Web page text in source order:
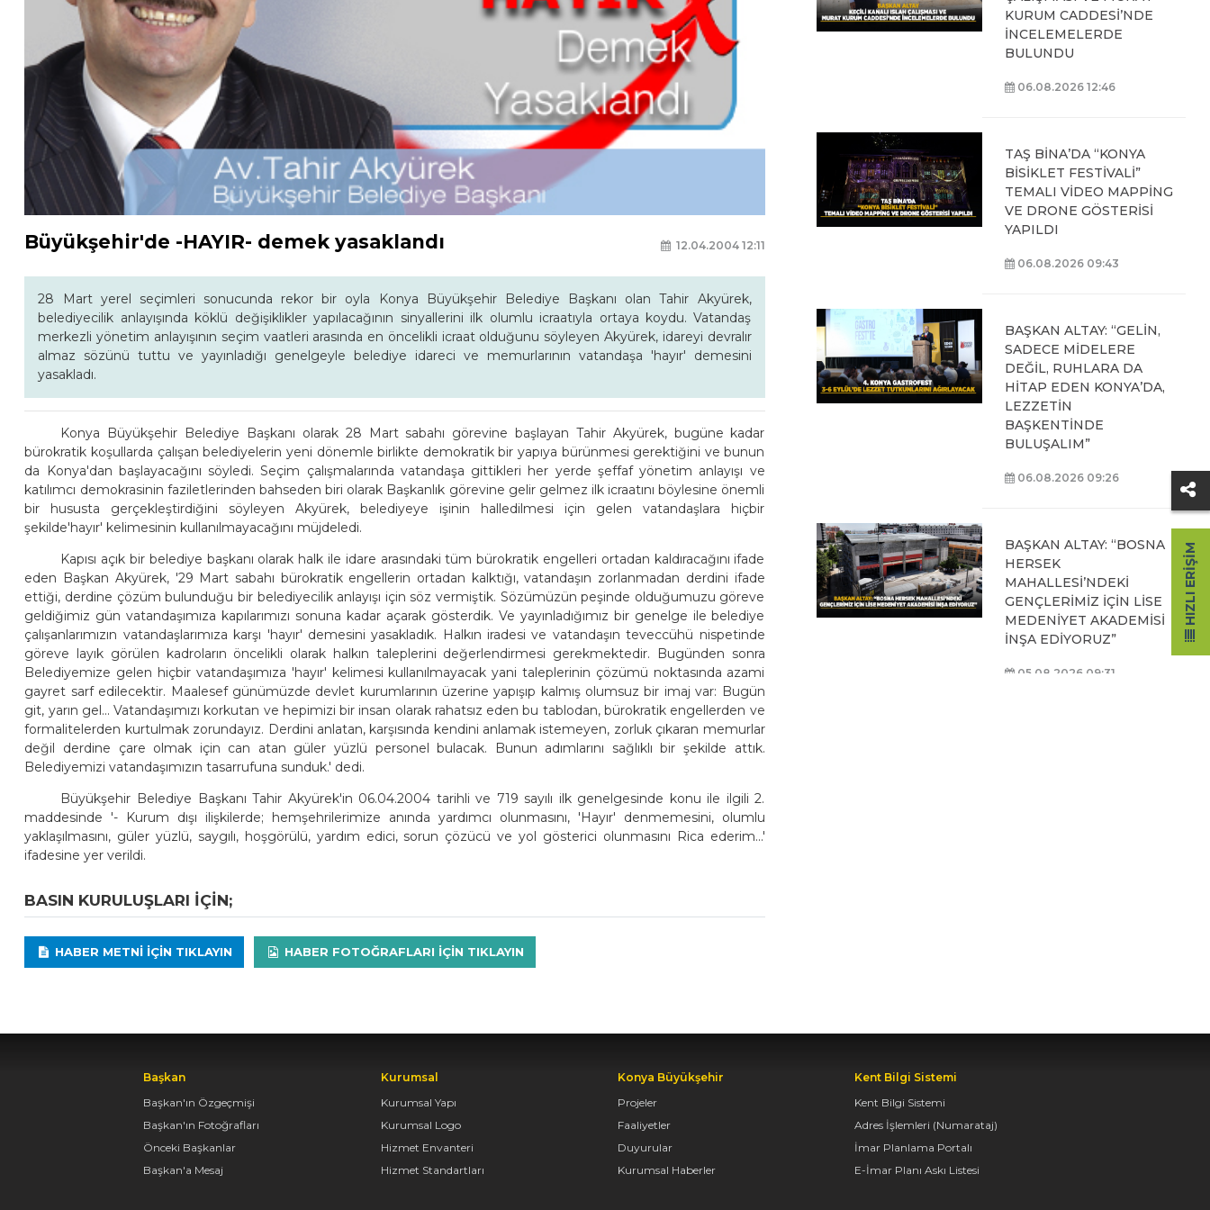
Büyükşehir'de -HAYIR- demek yasaklandı 12.04.2004 12:11
28 Mart yerel seçimleri sonucunda rekor bir oyla Konya Büyükşehir Belediye Başkanı olan Tahir Akyürek,
belediyecilik anlayışında köklü değişiklikler yapılacağının sinyallerini ilk olumlu icraatıyla ortaya koydu. Vatandaş
merkezli yönetim anlayışının seçim vaatleri arasında en öncelikli icraat olduğunu söyleyen Akyürek, idareyi devralır
almaz sözünü tuttu ve yayınladığı genelgeyle belediye idareci ve memurlarının vatandaşa 'hayır' demesini
yasakladı.
Konya Büyükşehir Belediye Başkanı olarak 28 Mart sabahı görevine başlayan Tahir Akyürek, bugüne kadar
bürokratik koşullarda çalışan belediyelerin yeni dönemle birlikte demokratik bir yapıya bürünmesi gerektiğini ve bunun
da Konya'dan başlayacağını söyledi. Seçim çalışmalarında vatandaşa gittikleri her yerde şeffaf yönetim anlayışı ve
katılımcı demokrasinin faziletlerinden bahseden biri olarak Başkanlık görevine gelir gelmez ilk icraatını böylesine önemli
bir hususta gerçekleştirdiğini söyleyen Akyürek, belediyeye işinin halledilmesi için gelen vatandaşlara hiçbir
şekilde'hayır' kelimesinin kullanılmayacağını müjdeledi.
Kapısı açık bir belediye başkanı olarak halk ile idare arasındaki tüm bürokratik engelleri ortadan kaldıracağını ifade
eden Başkan Akyürek, '29 Mart sabahı bürokratik engellerin ortadan kalktığı, vatandaşın zorlanmadan derdini ifade
ettiği, derdine çözüm bulunduğu bir belediyecilik anlayışı için söz vermiştik. Sözümüzün peşinde olduğumuzu göreve
geldiğimiz gün vatandaşımıza kapılarımızı sonuna kadar açarak gösterdik. Ve yayınladığımız bir genelge ile belediye
çalışanlarımızın vatandaşlarımıza karşı 'hayır' demesini yasakladık. Halkın iradesi ve vatandaşın teveccühü nispetinde
göreve layık görülen kadroların öncelikli olarak halkın taleplerini değerlendirmesi gerekmektedir. Bugünden sonra
Belediyemize gelen hiçbir vatandaşımıza 'hayır' kelimesi kullanılmayacak yani taleplerinin çözümü noktasında azami
gayret sarf edilecektir. Maalesef günümüzde devlet kurumlarının üzerine yapışıp kalmış olumsuz bir imaj var: Bugün
git, yarın gel... Vatandaşımızı korkutan ve hepimizi bir insan olarak rahatsız eden bu tablodan, bürokratik engellerden ve
formalitelerden kurtulmak zorundayız. Derdini anlatan, karşısında kendini anlamak istemeyen, zorluk çıkaran memurlar
değil derdine çare olmak için can atan güler yüzlü personel bulacak. Bunun adımlarını sağlıklı bir şekilde attık.
Belediyemizi vatandaşımızın tasarrufuna sunduk.' dedi.
Büyükşehir Belediye Başkanı Tahir Akyürek'in 06.04.2004 tarihli ve 719 sayılı ilk genelgesinde konu ile ilgili 2.
maddesinde '- Kurum dışı ilişkilerde; hemşehrilerimize anında yardımcı olunmasını, 'Hayır' denmemesini, olumlu
yaklaşılmasını, güler yüzlü, saygılı, hoşgörülü, yardım edici, sorun çözücü ve yol gösterici olunmasını Rica ederim...'
ifadesine yer verildi.
BASIN KURULUŞLARI IÇIN;
HABER METNI IÇIN TIKLAYIN HABER FOTOĞRAFLARI IÇIN TIKLAYIN
KURUM CADDESİ’NDE
İNCELEMELERDE
BULUNDU
06.08.2026 12:46
TAŞ BİNA’DA “KONYA
BİSİKLET FESTİVALİ”
TEMALI VİDEO MAPPİNG
VE DRONE GÖSTERİSİ
YAPILDI
06.08.2026 09:43
BAŞKAN ALTAY: “GELİN,
SADECE MİDELERE
DEĞİL, RUHLARA DA
HİTAP EDEN KONYA’DA,
LEZZETİN
BAŞKENTİNDE
BULUŞALIM”
06.08.2026 09:26
BAŞKAN ALTAY: “BOSNA
HERSEK
MAHALLESİ’NDEKİ
GENÇLERİMİZ İÇİN LİSE
MEDENİYET AKADEMİSİ
İNŞA EDİYORUZ”
05.08.2026 09:31
Başkan
Başkan'ın Özgeçmişi
Başkan'ın Fotoğrafları
Önceki Başkanlar
Başkan'a Mesaj
Kurumsal
Kurumsal Yapı
Kurumsal Logo
Hizmet Envanteri
Hizmet Standartları
Konya Büyükşehir
Projeler
Faaliyetler
Duyurular
Kurumsal Haberler
Kent Bilgi Sistemi
Kent Bilgi Sistemi
Adres İşlemleri (Numarataj)
İmar Planlama Portalı
E-İmar Planı Askı Listesi
HIZLI ERIŞIM